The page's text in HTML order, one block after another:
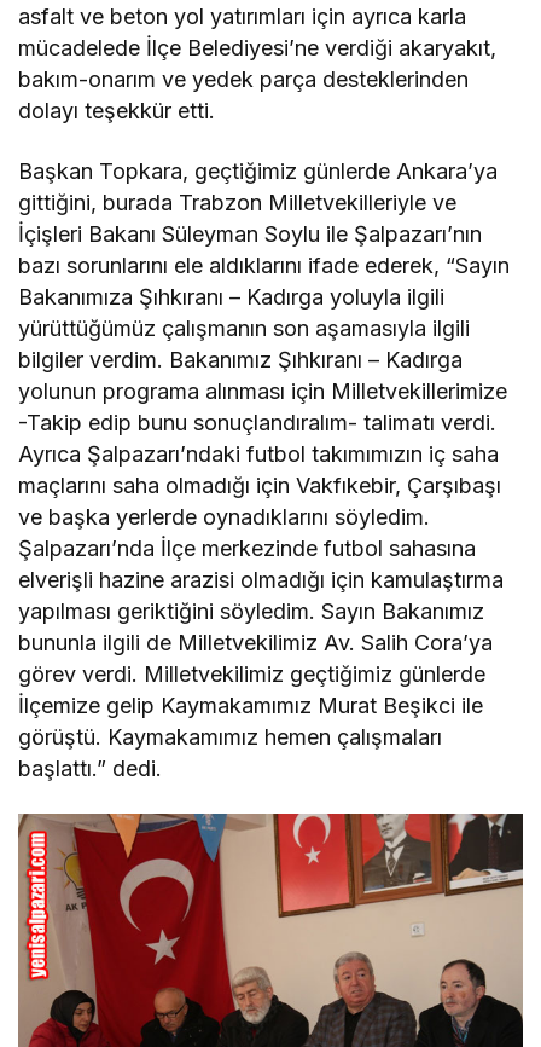
asfalt ve beton yol yatırımları için ayrıca karla
mücadelede İlçe Belediyesi’ne verdiği akaryakıt,
bakım-onarım ve yedek parça desteklerinden
dolayı teşekkür etti.
Başkan Topkara, geçtiğimiz günlerde Ankara’ya
gittiğini, burada Trabzon Milletvekilleriyle ve
İçişleri Bakanı Süleyman Soylu ile Şalpazarı’nın
bazı sorunlarını ele aldıklarını ifade ederek, “Sayın
Bakanımıza Şıhkıranı – Kadırga yoluyla ilgili
yürüttüğümüz çalışmanın son aşamasıyla ilgili
bilgiler verdim. Bakanımız Şıhkıranı – Kadırga
yolunun programa alınması için Milletvekillerimize
-Takip edip bunu sonuçlandıralım- talimatı verdi.
Ayrıca Şalpazarı’ndaki futbol takımımızın iç saha
maçlarını saha olmadığı için Vakfıkebir, Çarşıbaşı
ve başka yerlerde oynadıklarını söyledim.
Şalpazarı’nda İlçe merkezinde futbol sahasına
elverişli hazine arazisi olmadığı için kamulaştırma
yapılması geriktiğini söyledim. Sayın Bakanımız
bununla ilgili de Milletvekilimiz Av. Salih Cora’ya
görev verdi. Milletvekilimiz geçtiğimiz günlerde
İlçemize gelip Kaymakamımız Murat Beşikci ile
görüştü. Kaymakamımız hemen çalışmaları
başlattı.” dedi.